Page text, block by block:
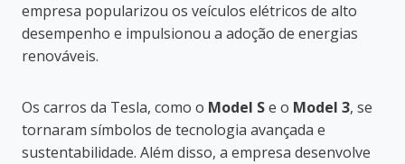
empresa popularizou os veículos elétricos de alto
desempenho e impulsionou a adoção de energias
renováveis.
Os carros da Tesla, como o Model Se o Model 3, se
tornaram símbolos de tecnologia avançada e
sustentabilidade. Além disso, a empresa desenvolve